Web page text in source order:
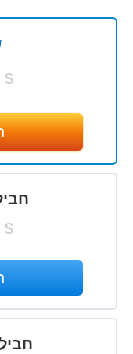
$
חבילה
$